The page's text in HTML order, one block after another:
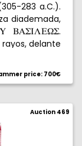
283 a.C.).
diademada,
BAWILE[W.
delante
price: 700€
Auction 469